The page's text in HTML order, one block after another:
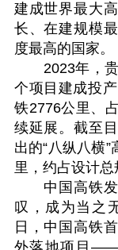
建成世界最大
长、在建规模
度最高的国家。
2023年，贵
个项目建成投
铁2776公里、
续延展。截至
出的“八纵八横
里，约占设计总
中国高铁发
叹，成为当之
日，中国高铁